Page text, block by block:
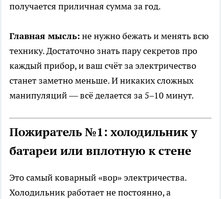
получается приличная сумма за год.
Главная мысль: не нужно бежать и менять всю
технику. Достаточно знать пару секретов про
каждый прибор, и ваш счёт за электричество
станет заметно меньше. И никаких сложных
манипуляций — всё делается за 5–10 минут.
Пожиратель №1: холодильник у
батареи или вплотную к стене
Это самый коварный «вор» электричества.
Холодильник работает не постоянно, а